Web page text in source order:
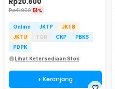
Rp41.900 51%
Online JKTP
JKTB
JKTU
TGR CKP
PBKS
PDPK
Lihat Ketersediaan Stok
+ Keranjang